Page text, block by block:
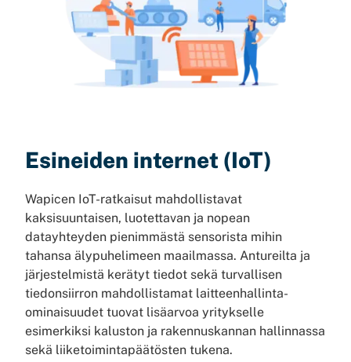
Esineiden internet (IoT)
Wapicen IoT-ratkaisut mahdollistavat
kaksisuuntaisen, luotettavan ja nopean
datayhteyden pienimmästä sensorista mihin
tahansa älypuhelimeen maailmassa. Antureilta ja
järjestelmistä kerätyt tiedot sekä turvallisen
tiedonsiirron mahdollistamat laitteen­hallinta­
ominaisuudet tuovat lisäarvoa yritykselle
esimerkiksi kaluston ja rakennuskannan hallinnassa
sekä liiketoimintapäätösten tukena.